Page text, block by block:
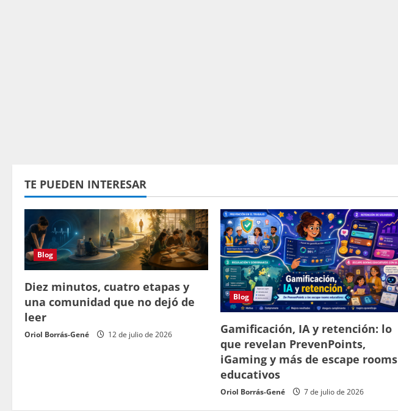
TE PUEDEN INTERESAR
Blog
Diez minutos, cuatro etapas y
una comunidad que no dejó de
leer
Oriol Borrás-Gené 12 de julio de 2026
Blog
Gamificación, IA y retención: lo
que revelan PrevenPoints,
iGaming y más de escape rooms
educativos
Oriol Borrás-Gené 7 de julio de 2026